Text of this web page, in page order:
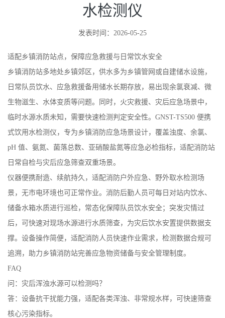
水检测仪
发表时间：2026-05-25
适配乡镇消防站点，保障应急救援与日常饮水安全
乡镇消防站多地处乡镇郊区，供水多为乡镇管网或自建储水设施，
日常队员饮水、应急救援备用储水长期存放，易出现余氯衰减、微
生物滋生、水体变质等问题。同时，火灾救援、灾后应急场景中，
临时水源水质未知，需要快速检测判定安全性。GNST-TS500 便携
式饮用水检测仪，专为乡镇消防应急场景设计，覆盖浊度、余氯、
pH 值、氨氮、菌落总数、亚硝酸盐氮等应急必检指标，适配消防站
日常自检与灾后应急筛查双重场景。
仪器便携耐造、续航持久，适配消防户外应急、野外取水检测场
景，无市电环境也可正常作业。消防后勤人员可每日对站内饮水、
储备水箱水质进行巡检，常态化保障队员饮水安全；突发灾情过
后，可快速对现场水源进行水质筛查，为灾后饮水安置提供数据支
撑。设备操作简便，适配消防人员快速作业需求，检测数据合规可
追溯，助力乡镇消防站完善应急物资储备与安全管理制度。
FAQ
问：灾后浑浊水源可以检测吗？
答：设备抗干扰能力强，适配各类浑浊、非常规水样，可快速筛查
核心污染指标。